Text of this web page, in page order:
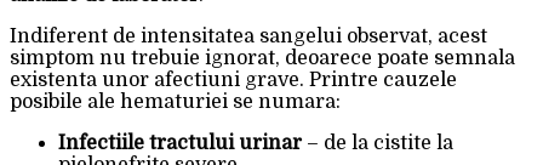
Indiferent de intensitatea sangelui observat, acest
simptom nu trebuie ignorat, deoarece poate semnala
existenta unor afectiuni grave. Printre cauzele
posibile ale hematuriei se numara:
Infectiile tractului urinar – de la cistite la